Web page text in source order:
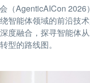
（AgenticAICon 2026
智能体领域的前沿技
度融合，探寻智能体
型的路线图。